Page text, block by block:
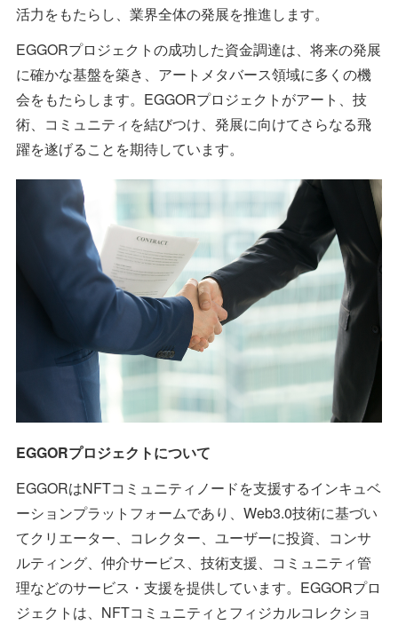
活力をもたらし、業界全体の発展を推進します。
EGGORプロジェクトの成功した資金調達は、将来の発展
に確かな基盤を築き、アートメタバース領域に多くの機
会をもたらします。EGGORプロジェクトがアート、技
術、コミュニティを結びつけ、発展に向けてさらなる飛
躍を遂げることを期待しています。
EGGORプロジェクトについて
EGGORはNFTコミュニティノードを支援するインキュベ
ーションプラットフォームであり、Web3.0技術に基づい
てクリエーター、コレクター、ユーザーに投資、コンサ
ルティング、仲介サービス、技術支援、コミュニティ管
理などのサービス・支援を提供しています。EGGORプロ
ジェクトは、NFTコミュニティとフィジカルコレクショ